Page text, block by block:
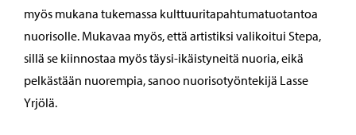
myös mukana tukemassa kulttuuritapahtumatuotantoa
nuorisolle. Mukavaa myös, että artistiksi valikoitui Stepa,
sillä se kiinnostaa myös täysi-ikäistyneitä nuoria, eikä
pelkästään nuorempia, sanoo nuorisotyöntekijä Lasse
Yrjölä.